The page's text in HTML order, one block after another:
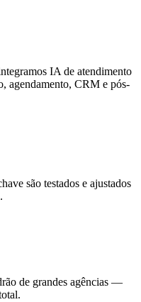
IA de atendimento
agendamento, CRM e pós-
são testados e ajustados
de grandes agências —